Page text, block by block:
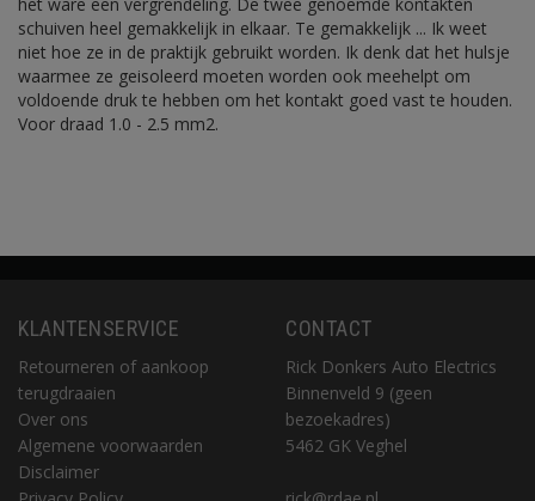
schuiven heel gemakkelijk in elkaar. Te gemakkelijk ... Ik weet
niet hoe ze in de praktijk gebruikt worden. Ik denk dat het hulsje
waarmee ze geisoleerd moeten worden ook meehelpt om
voldoende druk te hebben om het kontakt goed vast te houden.
Voor draad 1.0 - 2.5 mm2.
KLANTENSERVICE
Retourneren of aankoop
terugdraaien
Over ons
Algemene voorwaarden
Disclaimer
CONTACT
Rick Donkers Auto Electrics
Binnenveld 9 (geen
bezoekadres)
5462 GK Veghel